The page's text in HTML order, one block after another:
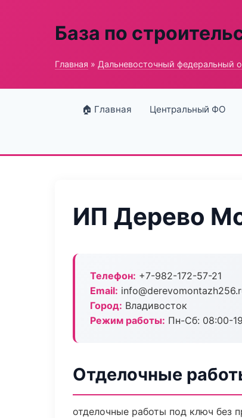
База по
Главная » Дальневосточный федеральный
🏠 Главная Центральный ФО
ИП Дерево
Телефон: +7-982-172-57-21
Email:
Город: Владивосток
Режим работы: Пн-Сб: 08:00-
Отделочные
отделочные работы под ключ без